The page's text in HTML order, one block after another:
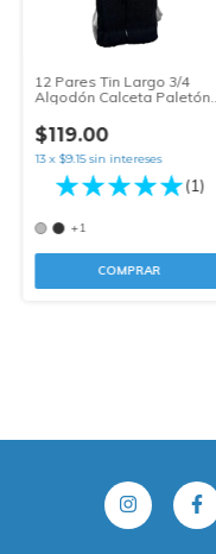
12 Pares Tin Largo 3/4
Algodón Calceta Paletón
$119.00
13 x $9.15 sin intereses
(1)
+1
COMPRAR